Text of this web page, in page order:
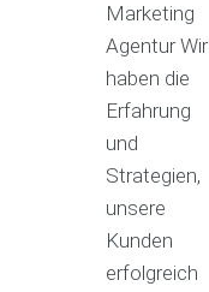
Marketing
AgenturWir
haben die
Erfahrung
und
Strategien,
unsere
Kunden
erfolgreich